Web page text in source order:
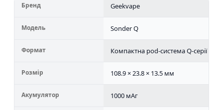
Бренд Geekvape
Модель Sonder Q
Формат Компактна pod-система Q-серії
Розмір 108.9 × 23.8 × 13.5 мм
Акумулятор 1000 мАг